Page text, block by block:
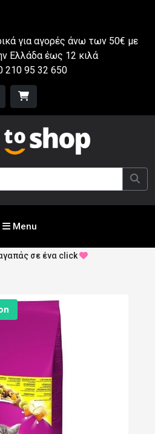
για αγορές άνω των 50€ με
Ελλάδα έως 12 κιλά
210 95 32 650
Menu
σε ένα click